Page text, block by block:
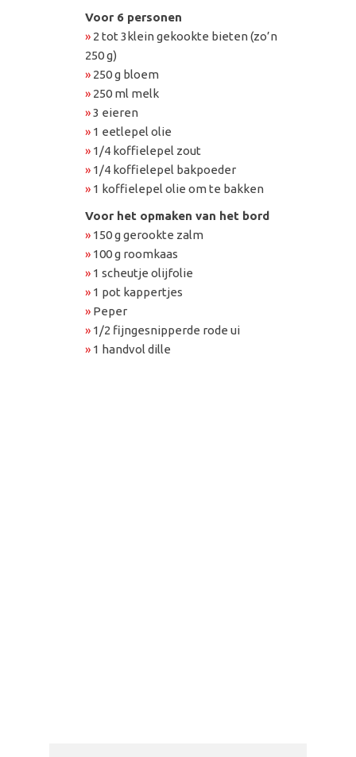
Voor 6 personen
» 2 tot 3klein gekookte bieten (zo’n
250 g)
» 250 g bloem
» 250 ml melk
»3 eieren
» 1 eetlepel olie
» 1/4 koffielepel zout
» 1/4 koffielepel bakpoeder
» 1 koffielepel olie om te bakken
Voor het opmaken van het bord
» 150 g gerookte zalm
» 100 g roomkaas
» 1 scheutje olijfolie
» 1 pot kappertjes
» Peper
» 1/2 fijngesnipperde rode ui
» 1 handvol dille